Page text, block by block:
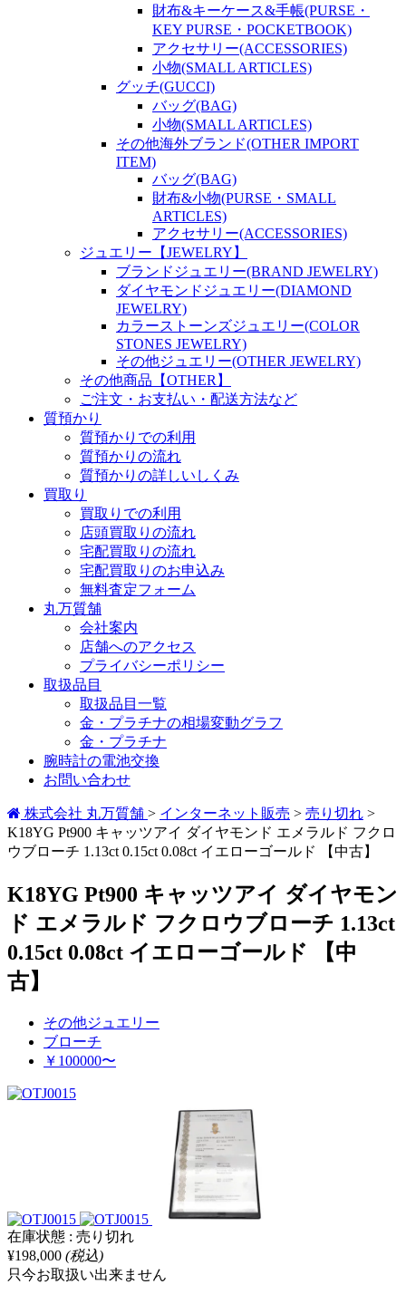
財布&キーケース&手帳(PURSE・
KEY PURSE・POCKETBOOK)
アクセサリー(ACCESSORIES)
小物(SMALL ARTICLES)
グッチ(GUCCI)
バッグ(BAG)
小物(SMALL ARTICLES)
その他海外ブランド(OTHER IMPORT
ITEM)
バッグ(BAG)
財布&小物(PURSE・SMALL
ARTICLES)
アクセサリー(ACCESSORIES)
ジュエリー【JEWELRY】
ブランドジュエリー(BRAND JEWELRY)
ダイヤモンドジュエリー(DIAMOND
JEWELRY)
カラーストーンズジュエリー(COLOR
STONES JEWELRY)
その他ジュエリー(OTHER JEWELRY)
その他商品【OTHER】
ご注文・お支払い・配送方法など
質預かり
質預かりでの利用
質預かりの流れ
質預かりの詳しいしくみ
買取り
買取りでの利用
店頭買取りの流れ
宅配買取りの流れ
宅配買取りのお申込み
無料査定フォーム
丸万質舗
会社案内
店舗へのアクセス
プライバシーポリシー
取扱品目
取扱品目一覧
金・プラチナの相場変動グラフ
金・プラチナ
腕時計の電池交換
お問い合わせ
株式会社 丸万質舗 > インターネット販売 > 売り切れ >
K18YG Pt900 キャッツアイ ダイヤモンド エメラルド フクロ
ウブローチ 1.13ct 0.15ct 0.08ct イエローゴールド 【中古】
K18YG Pt900 キャッツアイ ダイヤモン
ド エメラルド フクロウブローチ 1.13ct
0.15ct 0.08ct イエローゴールド 【中
古】
その他ジュエリー
ブローチ
￥100000〜
在庫状態 : 売り切れ
¥198,000 (税込)
只今お取扱い出来ません